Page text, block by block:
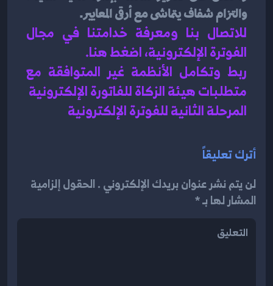
والتزام شفاف يتماشى مع أرقى المعايير.
الفوترة الإلكترونية، اضغط هنا.
متطلبات هيئة الزكاة للفاتورة الإلكترونية
المرحلة الثانية للفوترة الإلكترونية
أترك تعليقاً
لن يتم نشر عنوان بريدك الإلكتروني . الحقول إلزامية
المشار لها بـ *